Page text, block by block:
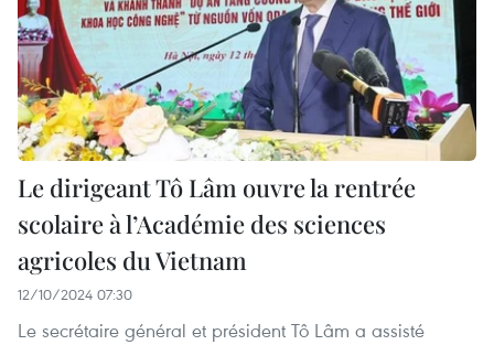
Le dirigeant Tô Lâm ouvre la rentrée
scolaire à l’Académie des sciences
agricoles du Vietnam
12/10/2024 07:30
Le secrétaire général et président Tô Lâm a assisté